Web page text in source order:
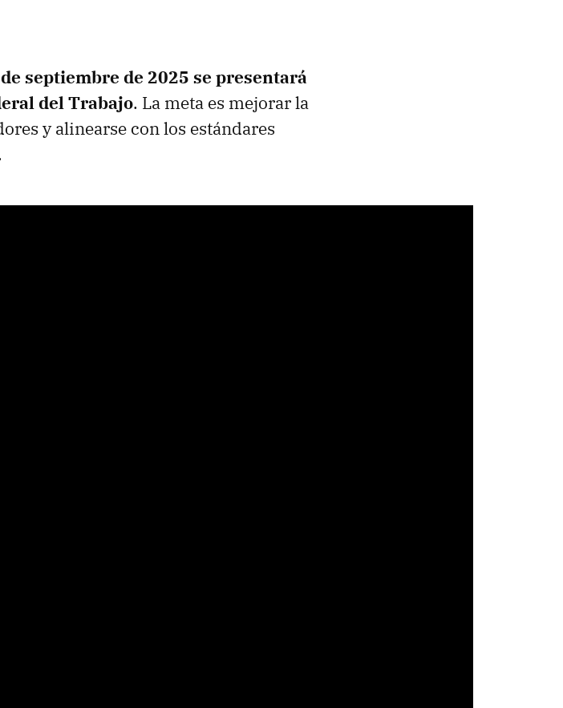
septiembre de 2025 se presentará
del Trabajo. La meta es mejorar la
y alinearse con los estándares